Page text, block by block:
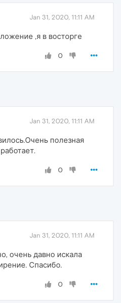
Jan 31, 2020, 11:11 AM
,я в восторге
0
Jan 31, 2020, 11:11 AM
полезная
0
Jan 31, 2020, 11:11 AM
очень давно искала
Спасибо.
0